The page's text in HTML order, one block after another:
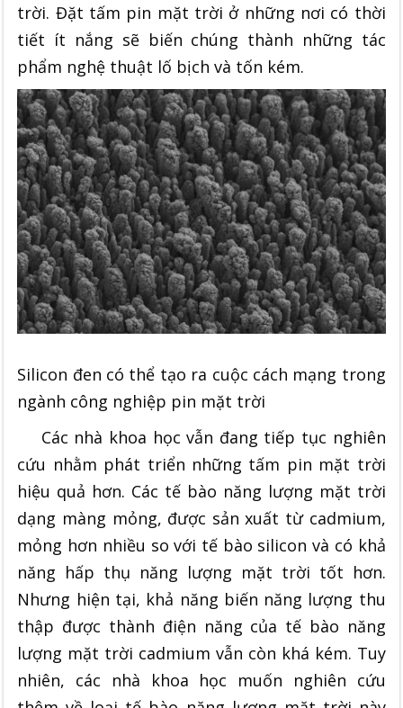
trời. Đặt tấm pin mặt trời ở những nơi có thời
tiết ít nắng sẽ biến chúng thành những tác
phẩm nghệ thuật lố bịch và tốn kém.
Silicon đen có thể tạo ra cuộc cách mạng trong
ngành công nghiệp pin mặt trời
Các nhà khoa học vẫn đang tiếp tục nghiên
cứu nhằm phát triển những tấm pin mặt trời
hiệu quả hơn. Các tế bào năng lượng mặt trời
dạng màng mỏng, được sản xuất từ cadmium,
mỏng hơn nhiều so với tế bào silicon và có khả
năng hấp thụ năng lượng mặt trời tốt hơn.
Nhưng hiện tại, khả năng biến năng lượng thu
thập được thành điện năng của tế bào năng
lượng mặt trời cadmium vẫn còn khá kém. Tuy
nhiên, các nhà khoa học muốn nghiên cứu